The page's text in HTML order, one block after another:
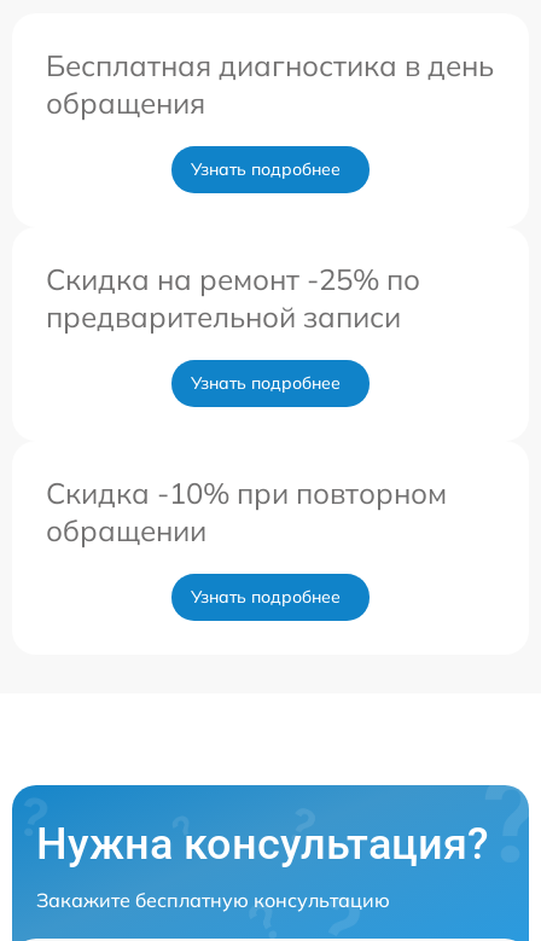
Бесплатная диагностика в день
обращения
Узнать подробнее
Скидка на ремонт -25% по
предварительной записи
Узнать подробнее
Скидка -10% при повторном
обращении
Узнать подробнее
Нужна консультация?
Закажите бесплатную консультацию